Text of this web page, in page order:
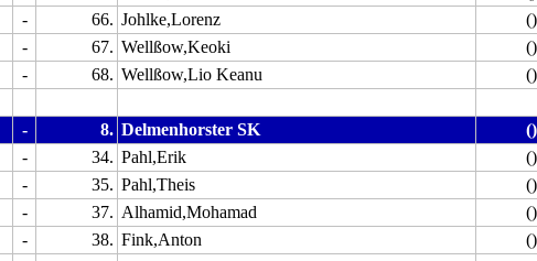
- 66. Johlke,Lorenz ()
- 67. Wellßow,Keoki ()
- 68. Wellßow,Lio Keanu ()
- 8. Delmenhorster SK ()
- 34. Pahl,Erik ()
- 35. Pahl,Theis ()
- 37. Alhamid,Mohamad ()
- 38. Fink,Anton ()